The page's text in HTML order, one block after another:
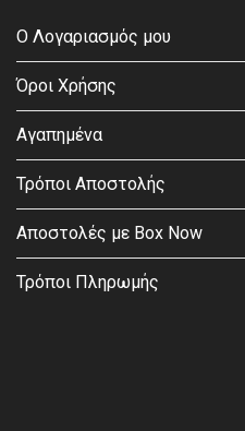
Ο Λογαριασμός μου
Όροι Χρήσης
Αγαπημένα
Τρόποι Αποστολής
Αποστολές με Box Now
Τρόποι Πληρωμής